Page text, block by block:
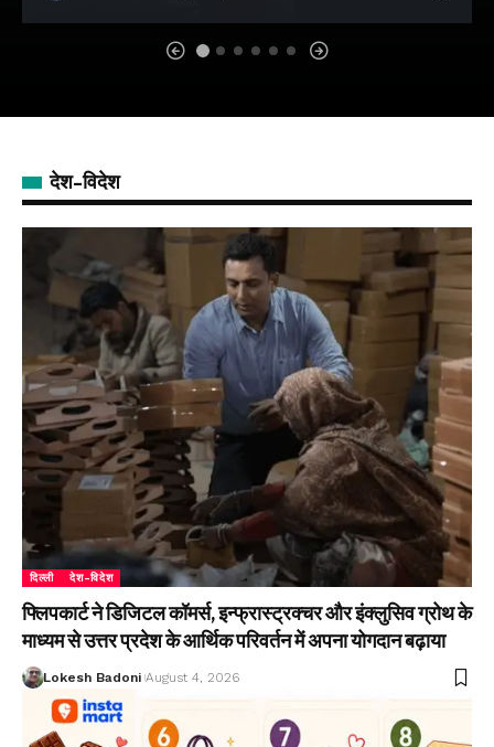
देश-विदेश
दिल्ली देश-विदेश
फ्लिपकार्ट ने डिजिटल कॉमर्स, इन्फ्रास्ट्रक्चर और इंक्लुसिव ग्रोथ के
माध्यम से उत्तर प्रदेश के आर्थिक परिवर्तन में अपना योगदान बढ़ाया
Lokesh Badoni August 4, 2026